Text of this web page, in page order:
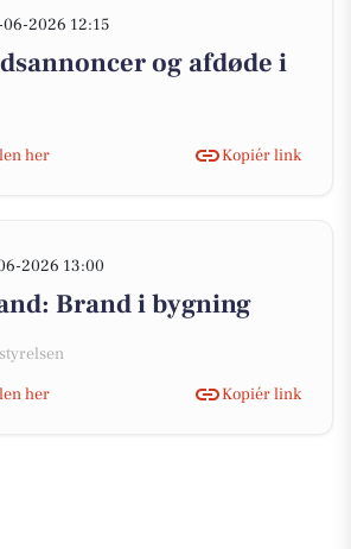
2026 12:15
og afdøde i
her Kopiér link
2026 13:00
Brand i bygning
her
Kopiér link